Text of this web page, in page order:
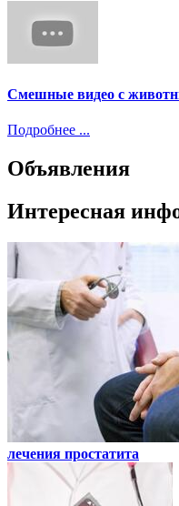
Смешные видео с
Подробнее ...
Объявления
Интересная
лечения простатита